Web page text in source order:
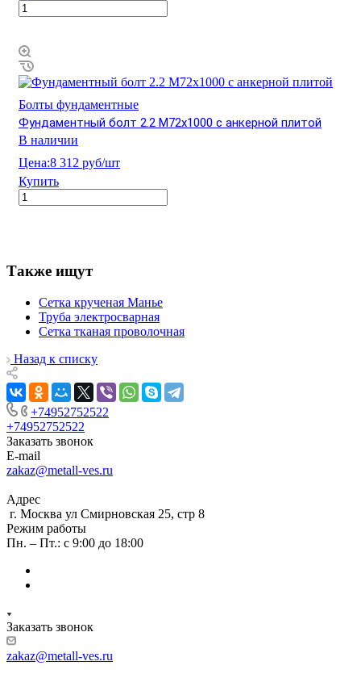
Болты фундаментные
Фундаментный болт 2.2 М72х1000 с анкерной плитой
В наличии
Цена:8 312 руб/шт
Купить
Также ищут
Сетка крученая Манье
Труба электросварная
Сетка тканая проволочная
Назад к списку
+74952752522
+74952752522
Заказать звонок
E-mail
zakaz@metall-ves.ru
Адрес
г. Москва ул Смирновская 25, стр 8
Режим работы
Пн. – Пт.: с 9:00 до 18:00
Заказать звонок
zakaz@metall-ves.ru